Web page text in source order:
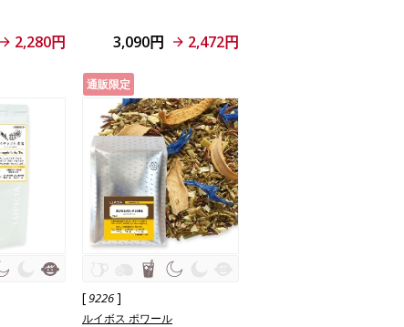
2,280円 3,090円 2,472円
通販限定
[9226]
ルイボス ポワール